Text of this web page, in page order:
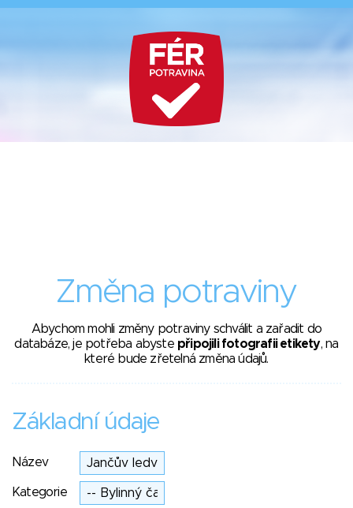
Změna potraviny
Abychom mohli změny potraviny schválit a zařadit do
databáze, je potřeba abyste připojili fotografii etikety, na
které bude zřetelná změna údajů.
Základní údaje
Název
Kategorie